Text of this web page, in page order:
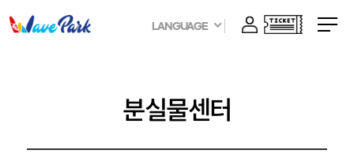
LANGUAGE
분실물센터